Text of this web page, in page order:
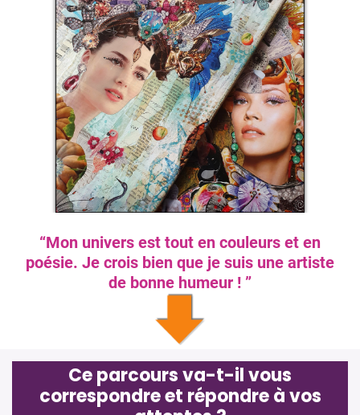
“Mon univers est tout en couleurs et en
poésie. Je crois bien que je suis une artiste
de bonne humeur ! ”
Ce parcours va-t-il vous
correspondre et répondre à vos